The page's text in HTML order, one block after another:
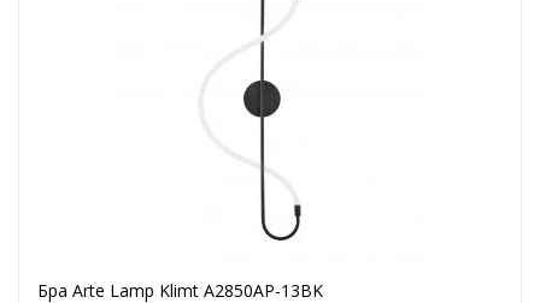
Бра Arte Lamp Klimt A2850AP-13BK